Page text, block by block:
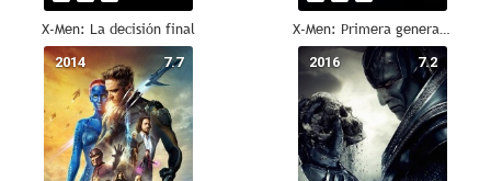
X-Men: La decisión final X-Men: Primera generación
7.7
2014 7.2
2016